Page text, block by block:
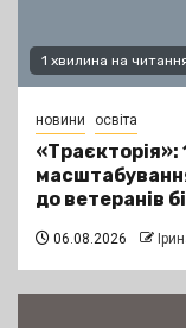
1 хвилина на
новини освіта
«Траєкторія»:
до ветеранів
06.08.2026